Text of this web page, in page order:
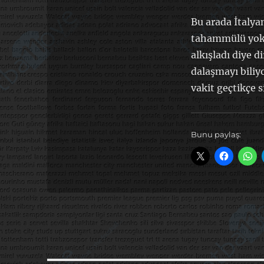
Bu arada
tahammülü
alkışladı diye
dalaşmayı
vakit geçtikçe
Bunu paylaş: